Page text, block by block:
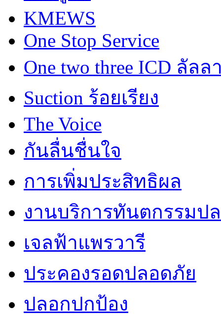
KMEWS
One Stop Service
One two three ICD ลัลล
Suction ร้อยเรียง
The Voice
กันลื่นชื่นใจ
การเพิ่มประสิทธิผล
งานบริการทันตกรรมป
เจลฟ้าแพรวารี
ประคองรอดปลอดภัย
ปลอกปกป้อง